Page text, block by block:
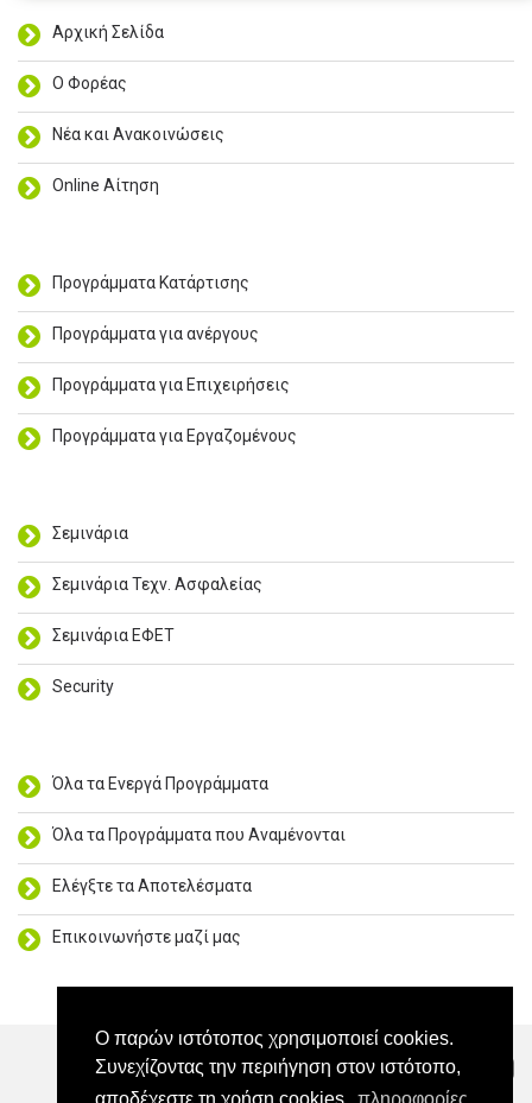
Ο παρών ιστότοπος χρησιμοποιεί cookies.
Συνεχίζοντας την περιήγηση στον ιστότοπο,
Αρχική Σελίδα
Ο Φορέας
Νέα και Ανακοινώσεις
Online Αίτηση
Προγράμματα Κατάρτισης
Προγράμματα για ανέργους
Προγράμματα για Επιχειρήσεις
Προγράμματα για Εργαζομένους
Σεμινάρια
Σεμινάρια Τεχν. Ασφαλείας
Σεμινάρια ΕΦΕΤ
Security
Όλα τα Ενεργά Προγράμματα
Όλα τα Προγράμματα που Αναμένονται
Ελέγξτε τα Αποτελέσματα
Επικοινωνήστε μαζί μας
Επικοινωνία
Η διεύθυνσή μας
Βρείτε μας στο FΒ